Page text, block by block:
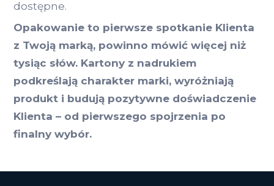
dostępne.
Opakowanie to pierwsze spotkanie Klienta
z Twoją marką, powinno mówić więcej niż
tysiąc słów. Kartony z nadrukiem
podkreślają charakter marki, wyróżniają
produkt i budują pozytywne doświadczenie
Klienta – od pierwszego spojrzenia po
finalny wybór.